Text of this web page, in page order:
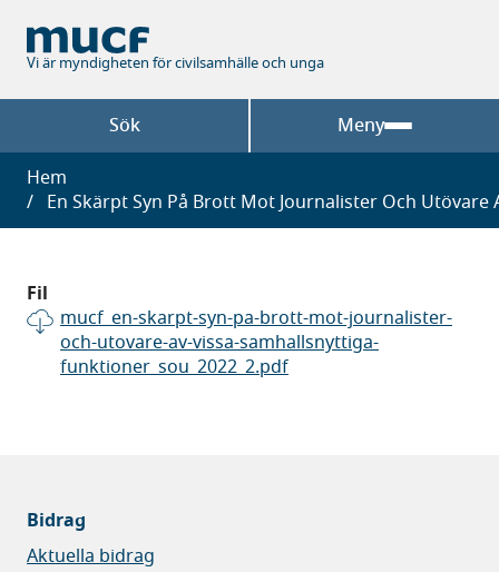
huvudinnehåll
Vi är myndigheten för civilsamhälle och unga
Sök Meny
Länkstig
Hem
En Skärpt Syn På Brott Mot Journalister Och Utövare
Fil
mucf_en-skarpt-syn-pa-brott-mot-journalister-
och-utovare-av-vissa-samhallsnyttiga-
funktioner_sou_2022_2.pdf
Bidrag
Aktuella bidrag